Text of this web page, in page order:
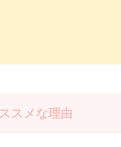
スメな理由